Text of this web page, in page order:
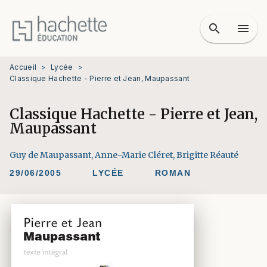
MENU RECHERCHE
PIED DE PAGE
search menu
Accueil > Lycée
>
Classique Hachette - Pierre et Jean, Maupassant
Classique Hachette - Pierre et Jean,
Maupassant
Guy de Maupassant,Anne-Marie Cléret,Brigitte Réauté
29/06/2005 LYCÉE ROMAN